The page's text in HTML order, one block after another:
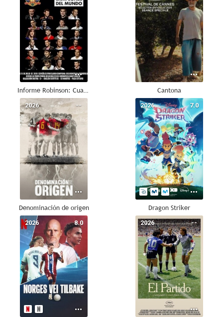
Informe Robinson: Cuando fuimos campeones Cantona
--
2026
Denominación de origen
7.0
2026
Dragon Striker
8.0
2026 --
2026